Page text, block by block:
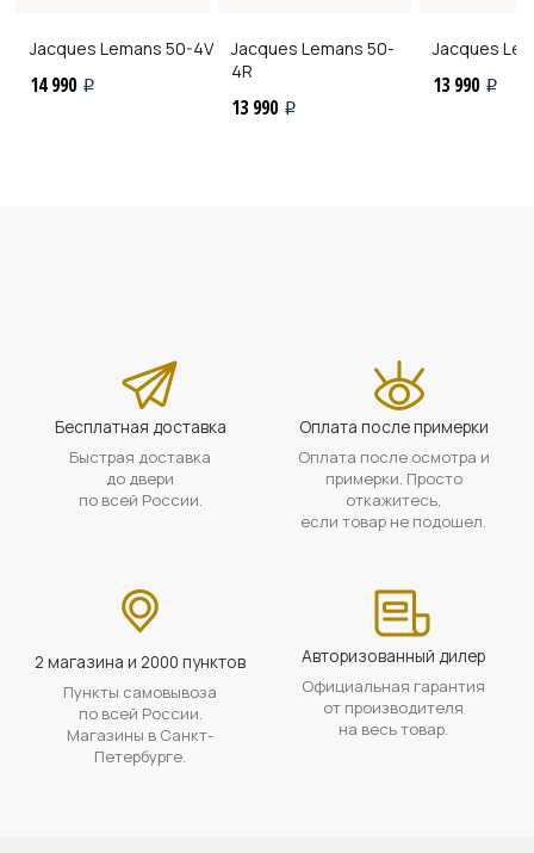
Jacques Lemans 50-4V
14 990 i
Jacques Lemans 50-
4R
13 990 i
Jacques
13 990 i
Бесплатная доставка
Быстрая доставка
до двери
по всей России.
Оплата после примерки
Оплата после осмотра и
примерки. Просто
откажитесь,
если товар не подошел.
2 магазина и 2000 пунктов
Пункты самовывоза
по всей России.
Магазины в Санкт-
Петербурге.
Авторизованный дилер
Официальная гарантия
от производителя
на весь товар.